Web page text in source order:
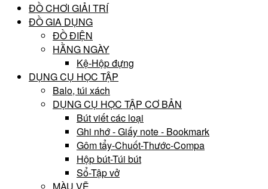
ĐỒ CHƠI GIẢI TRÍ
ĐỒ GIA DỤNG
ĐỒ ĐIỆN
HẰNG NGÀY
Kệ-Hộp đựng
DỤNG CỤ HỌC TẬP
Balo, túi xách
DỤNG CỤ HỌC TẬP CƠ BẢN
Bút viết các loại
Ghi nhớ - Giấy note - Bookmark
Gôm tẩy-Chuốt-Thước-Compa
Hộp bút-Túi bút
Sổ-Tập vở
MÀU VẼ